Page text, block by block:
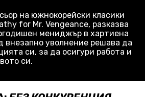
на южнокорейски класики
for Mr. Vengeance, разказва
мениджър в хартиена
внезапно уволнение решава да
си, за да осигури работа и
си.